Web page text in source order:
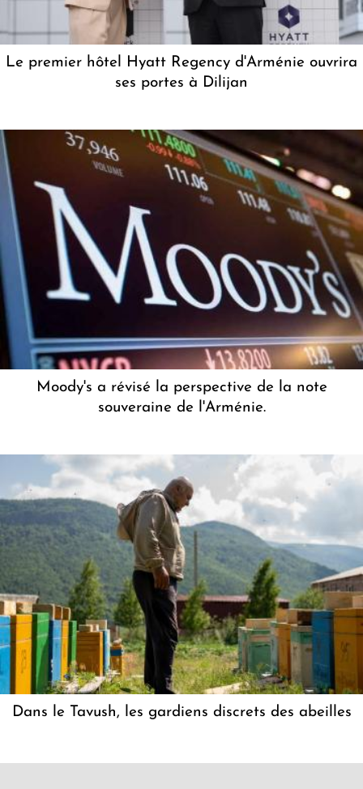
Le premier hôtel Hyatt Regency d'Arménie ouvrira
ses portes à Dilijan
Moody's a révisé la perspective de la note
souveraine de l'Arménie.
Dans le Tavush, les gardiens discrets des abeilles